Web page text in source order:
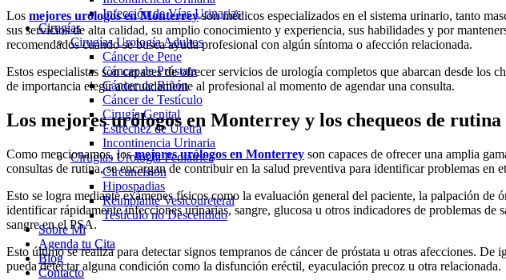
Infección de Vías Urinarias
Cirugías
Cirugías Urología Adultos
Cáncer de Pene
Cáncer de Próstata
Cáncer de Riñón
Cáncer de Testículo
Cirugía Genital
Estrechez de Uretra
Incontinencia Urinaria
Cirugías Urología Pediátrica
Circuncisión
Hipospadias
Reimplante Vesicoureteral
Testículo no Descendido
Sobre Mi
Agenda tu Cita
Blog
Contacto
Los mejores urólogos en Monterreyson médicos especializados en el sistema urinario, tanto
sus servicios de alta calidad, su amplio conocimiento y experiencia, sus habilidades y por
recomendados cuando se busca ayuda profesional con algún síntoma o afección relacionada.
Estos especialistas son capaces de ofrecer servicios de urología completos que abarcan desde
de importancia elegir adecuadamente al profesional al momento de agendar una consulta.
Los mejores urólogos en Monterrey y los chequeos de rutina
Como mencionamos, losmejores urólogos en Monterrey son capaces de ofrecer una amplia
consultas de rutina, se encargan de contribuir en la salud preventiva para identificar problemas en
Esto se logra mediante exámenes físicos como la evaluación general del paciente, la palpación
identificar rápidamente infecciones urinarias, sangre, glucosa u otros indicadores de problemas
sangre en el PSA.
Esto último se realiza para detectar signos tempranos de cáncer de próstata u otras afecciones.
pueda detectar alguna condición como la disfunción eréctil, eyaculación precoz u otra relacionada.